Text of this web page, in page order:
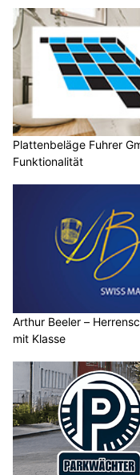
Plattenbeläge Fuhrer
Funktionalität
Arthur Beeler –
mit Klasse